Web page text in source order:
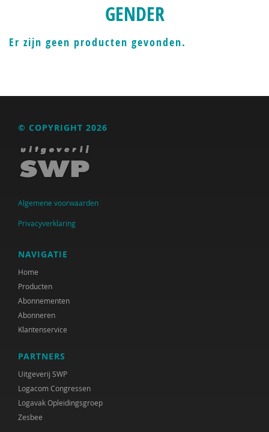
GENDER
Er zijn geen producten gevonden.
© COPYRIGHT 2026
Algemene voorwaarden
Privacyverklaring
NAVIGATIE
Home
Producten
Abonnementen
Abonneren
Klantenservice
PARTNERS
Uitgeverij SWP
Logacom Congressen
Logavak Opleidingsgroep
Zesbee